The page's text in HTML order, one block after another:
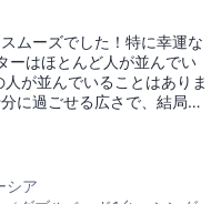
ムーズでした！特に幸運な
ーはほとんど人が並んでい
が並んでいることはありま
に過ごせる広さで、結局一
ていました。シャワー室の
かったです。
シア